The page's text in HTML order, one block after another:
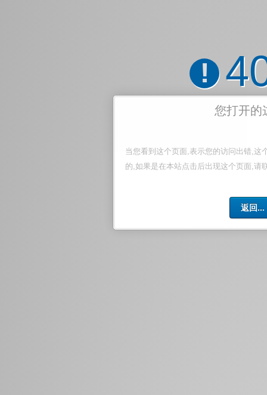
!
您打开的
当您看到这个页面,表示您的访问出错,这
的,如果是在本站点击后出现这个页面,请
返回...